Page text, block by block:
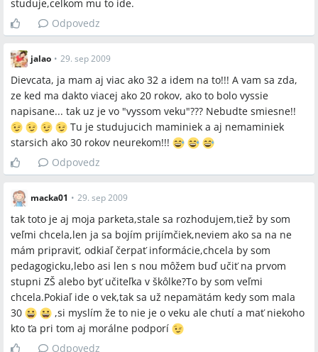
studuje,celkom mu to ide.
Odpovedz
jalao • 29. sep 2009
Dievcata, ja mam aj viac ako 32 a idem na to!!! A vam sa zda,
ze ked ma dakto viacej ako 20 rokov, ako to bolo vyssie
napisane... tak uz je vo "vyssom veku"??? Nebudte smiesne!!
Tu je studujucich maminiek a aj nemaminiek
starsich ako 30 rokov neurekom!!!
Odpovedz
macka01 • 29. sep 2009
tak toto je aj moja parketa,stale sa rozhodujem,tiež by som
veľmi chcela,len ja sa bojím prijímčiek,neviem ako sa na ne
mám pripraviť, odkiaľ čerpať informácie,chcela by som
pedagogicku,lebo asi len s nou môžem buď učiť na prvom
stupni ZŠ alebo byť učiteľka v škôlke?To by som veľmi
chcela.Pokiaľ ide o vek,tak sa už nepamätám kedy som mala
30
,si myslím že to nie je o veku ale chutí a mať niekoho
kto ťa pri tom aj morálne podporí
Odpovedz